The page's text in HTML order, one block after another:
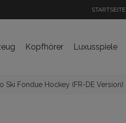
STARTSEITE
Kopfhörer Luxusspiele
Ski Fondue Hockey (FR-DE Version)